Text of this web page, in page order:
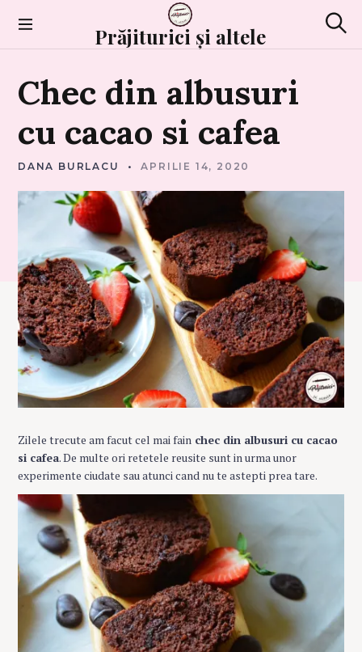
Prăjiturici și altele
H
C
I
Chec din albusuri
cu cacao si cafea
DANA BURLACU APRILIE 14, 2020
Zilele trecute am facut cel mai fain chec din albusuri cu cacao
si cafea. De multe ori retetele reusite sunt in urma unor
experimente ciudate sau atunci cand nu te astepti prea tare.